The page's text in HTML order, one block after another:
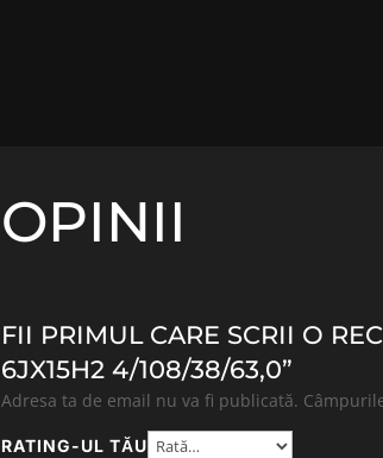
OPINII
FII PRIMUL CARE SCRII O
6JX15H2 4/108/38/63,0”
Adresa ta de email nu va fi publicată.
RATING-UL TĂU